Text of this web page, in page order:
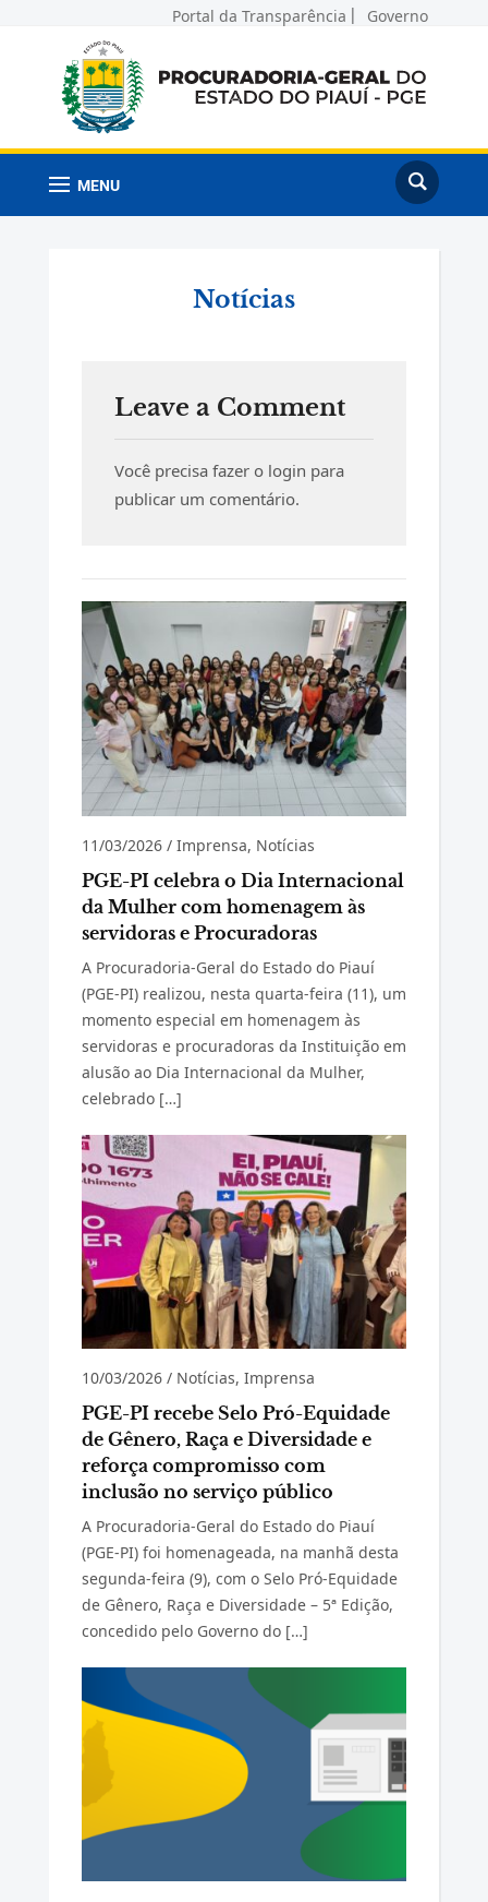
Portal da Transparência Governo
MENU
Notícias
Leave a Comment
Você precisa fazer o login para
publicar um comentário.
11/03/2026/ Imprensa, Notícias
PGE-PI celebra o Dia Internacional
da Mulher com homenagem às
servidoras e Procuradoras
A Procuradoria-Geral do Estado do Piauí
(PGE-PI) realizou, nesta quarta-feira (11), um
momento especial em homenagem às
servidoras e procuradoras da Instituição em
alusão ao Dia Internacional da Mulher,
celebrado […]
10/03/2026/ Notícias, Imprensa
PGE-PI recebe Selo Pró-Equidade
de Gênero, Raça e Diversidade e
reforça compromisso com
inclusão no serviço público
A Procuradoria-Geral do Estado do Piauí
(PGE-PI) foi homenageada, na manhã desta
segunda-feira (9), com o Selo Pró-Equidade
de Gênero, Raça e Diversidade – 5ª Edição,
concedido pelo Governo do […]